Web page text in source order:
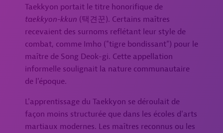
Taekkyon portait le titre honorifique de
taekkyon-kkun (택견꾼). Certains maîtres
recevaient des surnoms reflétant leur style de
combat, comme Imho ("tigre bondissant") pour le
maître de Song Deok-gi. Cette appellation
informelle soulignait la nature communautaire
de l'époque.
L'apprentissage du Taekkyon se déroulait de
façon moins structurée que dans les écoles d'arts
martiaux modernes. Les maîtres reconnus ou les